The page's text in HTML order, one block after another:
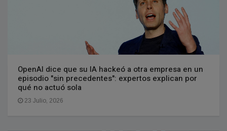
OpenAI dice que su IA hackeó a otra empresa en un
episodio "sin precedentes": expertos explican por
qué no actuó sola
23 Julio, 2026